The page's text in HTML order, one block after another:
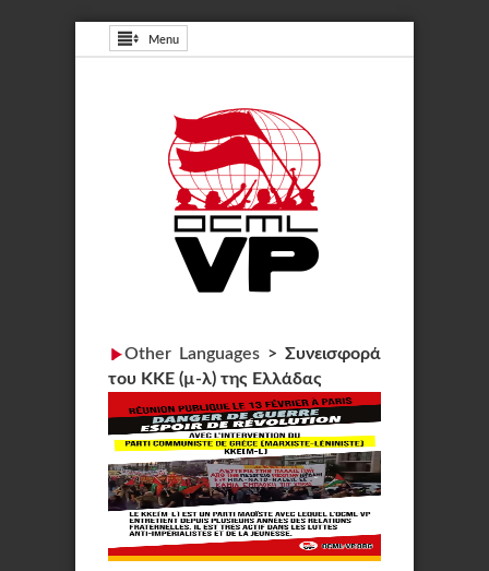
Menu
Other Languages > Συνεισφορά
του KKE (µ-λ) της Ελλάδας